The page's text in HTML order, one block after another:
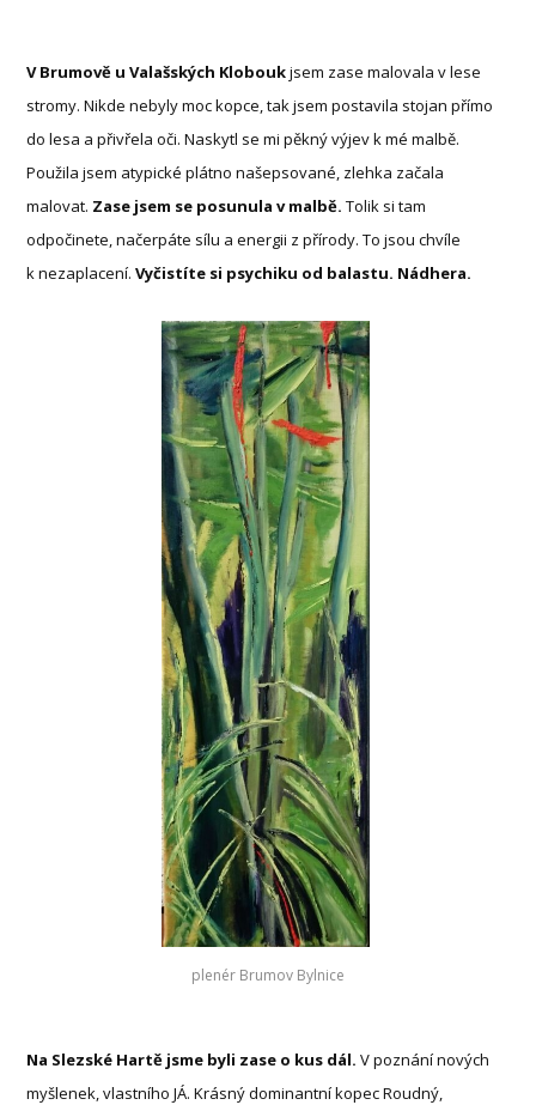
V Brumově u Valašských Kloboukjsem zase malovala v lese
stromy. Nikde nebyly moc kopce, tak jsem postavila stojan přímo
do lesa a přivřela oči. Naskytl se mi pěkný výjev k mé malbě.
Použila jsem atypické plátno našepsované, zlehka začala
malovat. Zase jsem se posunula v malbě. Tolik si tam
odpočinete, načerpáte sílu a energii z přírody. To jsou chvíle
k nezaplacení.Vyčistíte si psychiku od balastu. Nádhera.
plenér Brumov Bylnice
Na Slezské Hartě jsme byli zase o kus dál. V poznání nových
myšlenek, vlastního JÁ. Krásný dominantní kopec Roudný,